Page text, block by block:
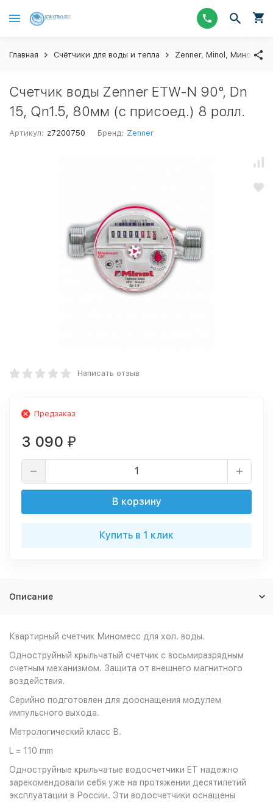
Главная Счётчики для воды и тепла Zenner, Minol, Миномесс
Счетчик воды Zenner ETW-N 90°, Dn
15, Qn1.5, 80мм (с присоед.) 8 ролл.
Артикул: z7200750 Бренд: Zenner
Написать отзыв
Предзаказ
3 090 ₽
В корзину
Купить в 1 клик
Описание
Квартирный счетчик Миномесс для хол. воды.
Одноструйный крыльчатый счетчик с восьмиразрядным
счетным механизмом. Защита от внешнего магнитного
воздействия.
Серийно подготовлен для дооснащения модулем
импульсного выхода.
Метрологический класс В.
L = 110 mm
Одноструйные крыльчатые водосчетчики ET надежно
зарекомендовали себя уже на протяжении десятилетий
эксплуатации в России. Эти водосчетчики оснащены